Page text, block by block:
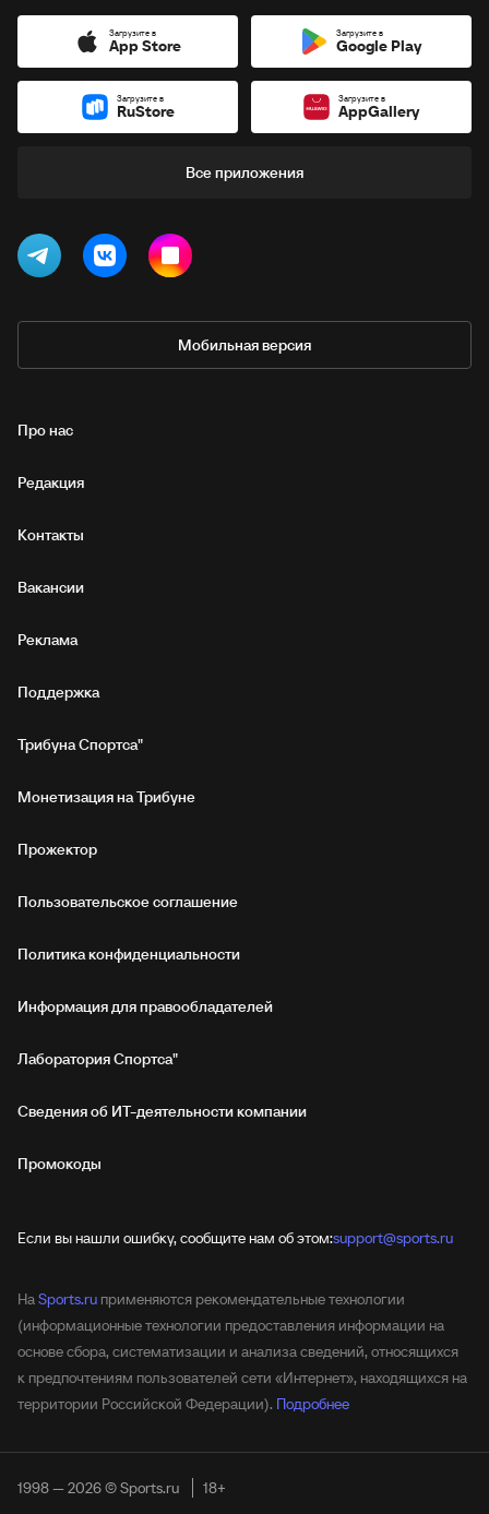
Загрузите в
App Store
Загрузите в
Google Play
Загрузите в
RuStore
Загрузите в
AppGallery
Все приложения
Мобильная версия
Про нас
Редакция
Контакты
Вакансии
Реклама
Поддержка
Трибуна Спортса"
Монетизация на Трибуне
Прожектор
Пользовательское соглашение
Политика конфиденциальности
Информация для правообладателей
Лаборатория Спортса"
Сведения об ИТ‑деятельности компании
Промокоды
Если вы нашли ошибку, сообщите нам об этом:support@sports.ru
НаSports.ru применяются рекомендательные технологии
(информационные технологии предоставления информации на
основе сбора, систематизации и анализа сведений, относящихся
к предпочтениям пользователей сети «Интернет», находящихся на
территории Российской Федерации). Подробнее
1998 — 2026 © Sports.ru 18+